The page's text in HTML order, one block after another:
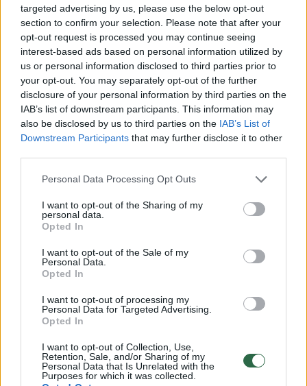
targeted advertising by us, please use the below opt-out
section to confirm your selection. Please note that after your
opt-out request is processed you may continue seeing
interest-based ads based on personal information utilized by
us or personal information disclosed to third parties prior to
your opt-out. You may separately opt-out of the further
disclosure of your personal information by third parties on the
IAB’s list of downstream participants. This information may
also be disclosed by us to third parties on the IAB’s List of
Downstream Participants that may further disclose it to other
Personal Data Processing Opt Outs
I want to opt-out of the Sharing of my
personal data.
Opted In
I want to opt-out of the Sale of my
Personal Data.
Opted In
I want to opt-out of processing my
Personal Data for Targeted Advertising.
Opted In
I want to opt-out of Collection, Use,
Retention, Sale, and/or Sharing of my
Personal Data that Is Unrelated with the
Purposes for which it was collected.
Sportas Krepšinis
Paskelbta Lietuvos rezervinė
rinktinė: štabe darbuosis Ą.
Tubelio brolis
2026 m. rugpjūčio 9 d. 11:42
Lrytas.lt